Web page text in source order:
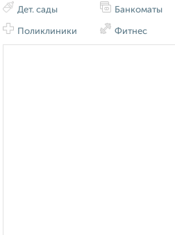
Дет. сады
Поликлиники
Банкоматы
Фитнес